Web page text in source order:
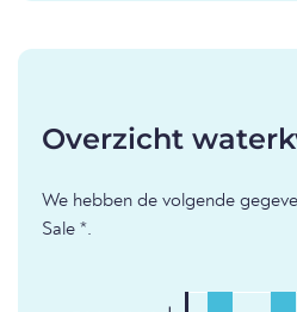
Overzicht
We hebben de volgende
Sale *.